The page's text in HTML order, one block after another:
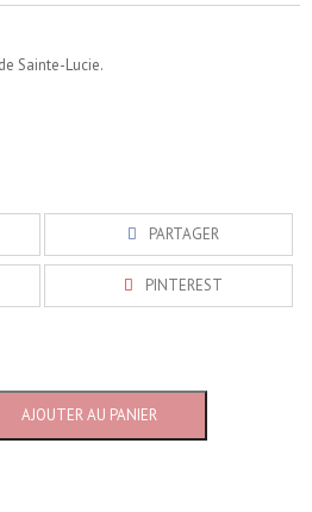
Sainte-Lucie.
PARTAGER
PINTEREST
AJOUTER AU PANIER